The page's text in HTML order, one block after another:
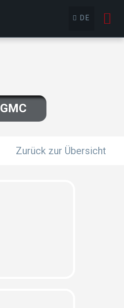
DE
GMC
Zurück zur Übersicht